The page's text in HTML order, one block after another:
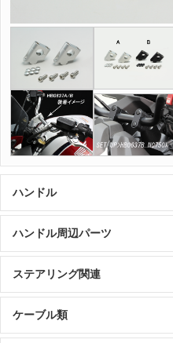
ハンドル
ハンドル周辺パーツ
ステアリング関連
ケーブル類